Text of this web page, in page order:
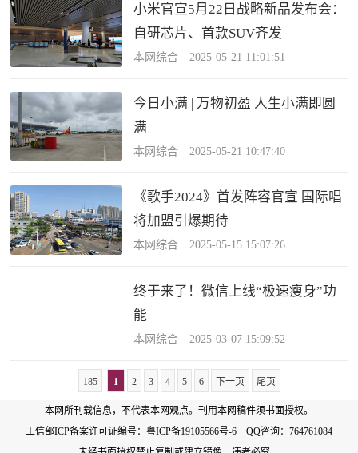
小米官宣5月22日战略新品发布会：
自研芯片、首款SUV齐发
本网综合 2025-05-21 11:01:51
今日小满 | 万物初盈 人生小满即圆
满
本网综合 2025-05-21 10:47:40
《歌手2024》首发阵容官宣 国际唱
将加盟引爆期待
本网综合 2025-05-15 15:07:26
终于来了！微信上线“极速瘦身”功
能
本网综合 2025-03-07 15:09:52
185 1 2 3 4 5 6 下一页 尾页
本网所刊载信息，不代表本网观点。刊用本网稿件须书面授权。
工信部ICP备案许可证编号： 粤ICP备19105566号-6
QQ咨询：764761084